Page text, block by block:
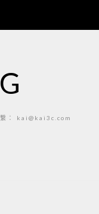
繫： kai@kai3c.com